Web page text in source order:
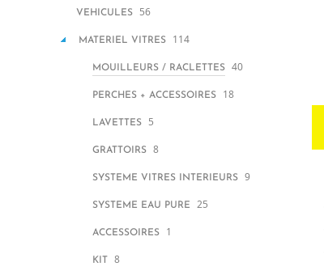
VEHICULES 56
MATERIEL VITRES 114
MOUILLEURS / RACLETTES 40
PERCHES + ACCESSOIRES 18
LAVETTES 5
GRATTOIRS 8
SYSTEME VITRES INTERIEURS 9
SYSTEME EAU PURE 25
ACCESSOIRES 1
KIT 8